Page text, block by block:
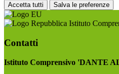
Accetta tutti Salva le preferenze
Istituto
Contatti
Istituto Comprensivo 'DANTE